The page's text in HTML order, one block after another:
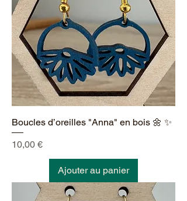
Boucles d’oreilles "Anna" en bois 🌼 ✨
Prix
10,00 €
Ajouter au panier